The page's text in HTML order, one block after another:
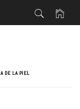
DE LA PIEL